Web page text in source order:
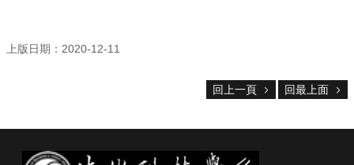
頁
科
上版日期：2020-12-11
回上一頁 回最上面